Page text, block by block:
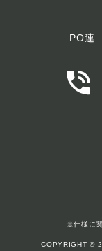
PO連
※仕様に
COPYRIGHT ©